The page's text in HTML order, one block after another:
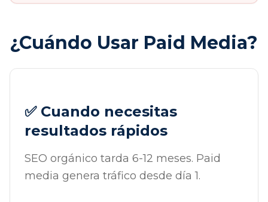
¿Cuándo Usar Paid Media?
✅ Cuando necesitas
resultados rápidos
SEO orgánico tarda 6-12 meses. Paid
media genera tráfico desde día 1.